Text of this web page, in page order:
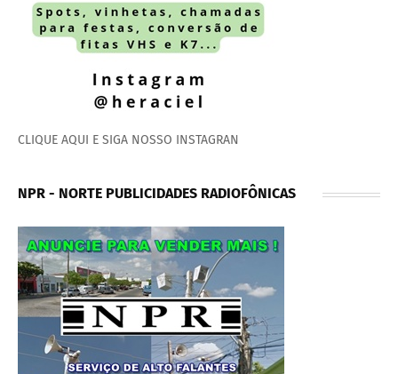
CLIQUE AQUI E SIGA NOSSO INSTAGRAN
NPR - NORTE PUBLICIDADES RADIOFÔNICAS